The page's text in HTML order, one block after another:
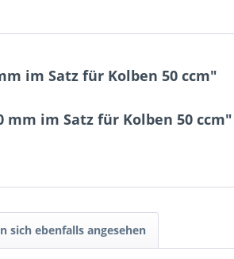
im Satz für Kolben 50 ccm"
im Satz für Kolben 50 ccm"
sich ebenfalls angesehen